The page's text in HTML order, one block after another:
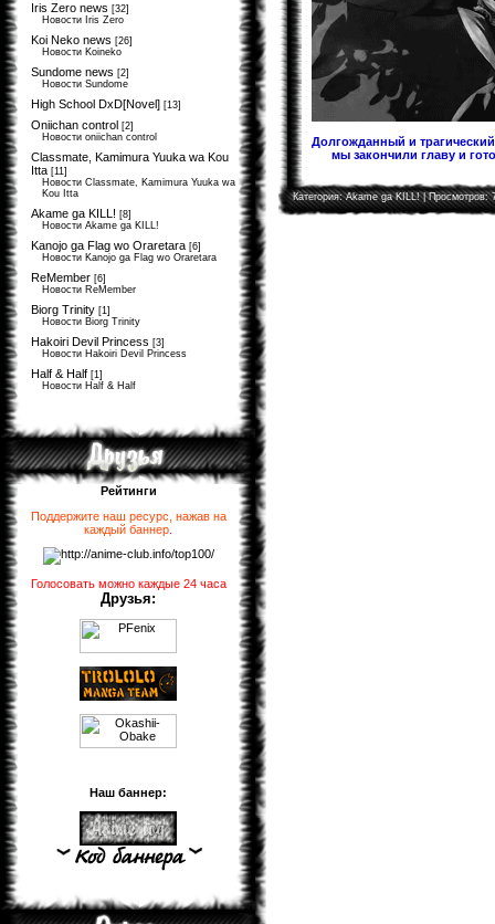
Iris Zero news [32]
Новости Iris Zero
Koi Neko news [26]
Новости Koineko
Sundome news [2]
Новости Sundome
High School DxD[Novel] [13]
Oniichan control [2]
Новости oniichan control
Classmate, Kamimura Yuuka wa Kou
Itta [11]
Новости Classmate, Kamimura Yuuka wa
Kou Itta
Akame ga KILL! [8]
Новости Akame ga KILL!
Kanojo ga Flag wo Oraretara [6]
Новости Kanojo ga Flag wo Oraretara
ReMember [6]
Новости ReMember
Biorg Trinity [1]
Новости Biorg Trinity
Hakoiri Devil Princess [3]
Новости Hakoiri Devil Princess
Half & Half [1]
Новости Half & Half
Рейтинги
Поддержите наш ресурс, нажав на
каждый баннер
Голосовать можно каждые 24 часа
Друзья:
Наш баннер:
Долгожданный и
мы закончили главу и
Категория:Akame ga KILL!| Просмотров: